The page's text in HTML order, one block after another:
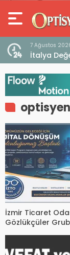
7 Ağustos
İtalya
Devam
İzmir Ticaret
Gözlükçüler
Dönüşüm Projesi